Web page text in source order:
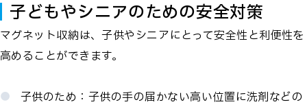
子どもやシニアのための安全対策
マグネット収納は、子供やシニアにとって安全性と利便性を
高めることができます。
子供のため：子供の手の届かない高い位置に洗剤などの